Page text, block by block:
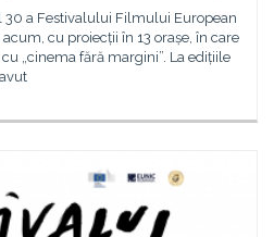
a Festivalului Filmului European
cu proiecții în 13 orașe, în care
„cinema fără margini”. La edițiile